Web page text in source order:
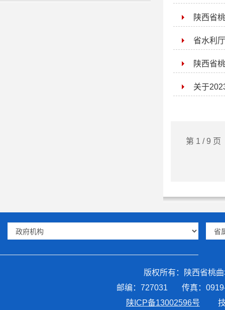
陕西省
省水利
陕西省
关于
第 1 / 9
版权所有：陕西省桃
邮编：727031 传真：
陕ICP备13002596号 技术